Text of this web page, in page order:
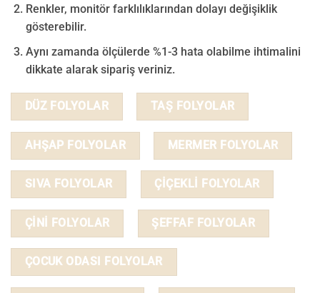
Renkler, monitör farklılıklarından dolayı değişiklik
gösterebilir.
Aynı zamanda ölçülerde %1-3 hata olabilme ihtimalini
dikkate alarak sipariş veriniz.
DÜZ FOLYOLAR TAŞ FOLYOLAR
AHŞAP FOLYOLAR MERMER FOLYOLAR
SIVA FOLYOLAR ÇİÇEKLİ FOLYOLAR
ÇİNİ FOLYOLAR ŞEFFAF FOLYOLAR
ÇOCUK ODASI FOLYOLAR